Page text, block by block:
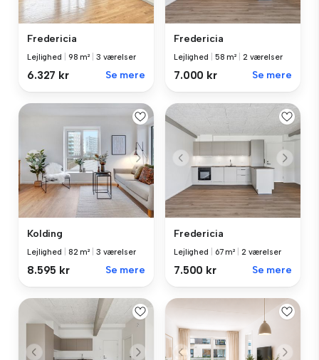
Fredericia
Lejlighed 98 m² 3 værelser
6.327 kr Se mere
Fredericia
Lejlighed 58 m² 2 værelser
7.000 kr Se mere
Kolding
Lejlighed 82 m² 3 værelser
8.595 kr Se mere
Fredericia
Lejlighed 67 m² 2 værelser
7.500 kr Se mere